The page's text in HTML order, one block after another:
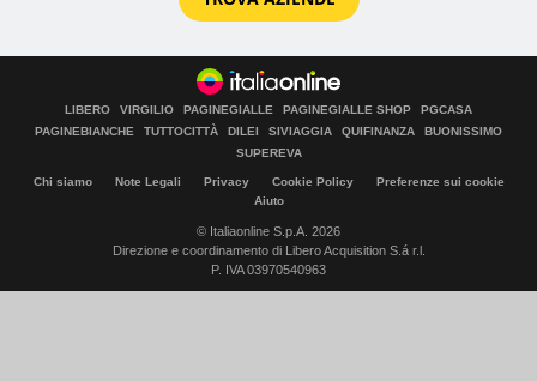
LIBERO VIRGILIO PAGINEGIALLE PAGINEGIALLE SHOP
PGCASA
PAGINEBIANCHE
TUTTOCITTÀ DILEI SIVIAGGIA QUIFINANZA
BUONISSIMO
SUPEREVA
Chi siamo Note Legali Privacy Cookie Policy
Preferenze sui cookie
Aiuto
© Italiaonline S.p.A. 2026
Direzione e coordinamento di Libero Acquisition S.á r.l.
P. IVA 03970540963